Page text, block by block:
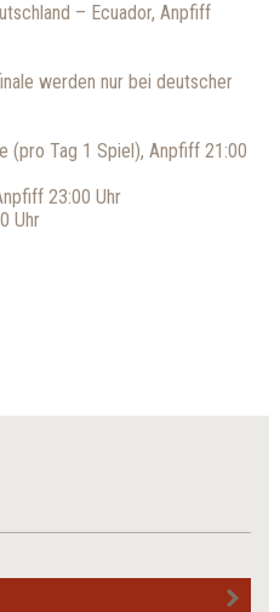
– Ecuador, Anpfiff
werden nur bei deutscher
(pro Tag 1 Spiel), Anpfiff 21:00
23:00 Uhr
Uhr